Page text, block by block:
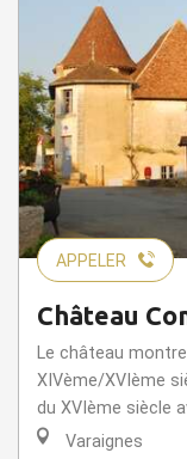
APPELER
Château
Le château
XIVème/XVIème
du XVIème siècle
Varaignes